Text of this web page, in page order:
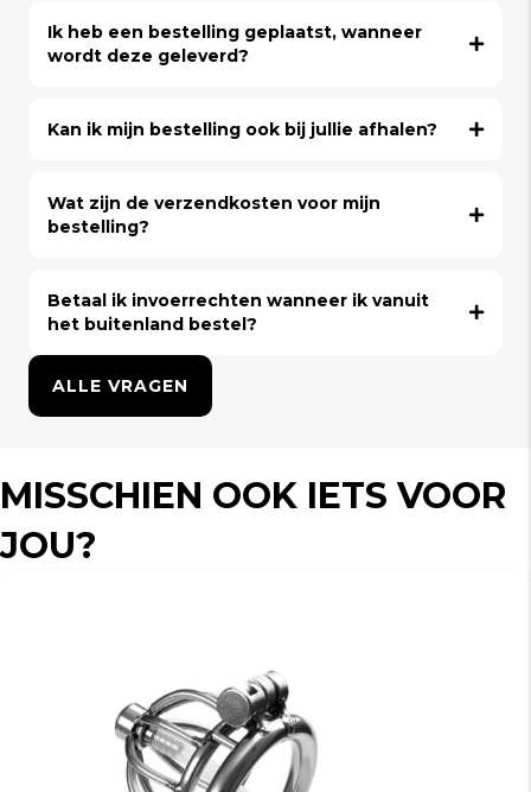
Ik heb een bestelling geplaatst, wanneer
wordt deze geleverd?
Kan ik mijn bestelling ook bij jullie afhalen?
Wat zijn de verzendkosten voor mijn
bestelling?
Betaal ik invoerrechten wanneer ik vanuit
het buitenland bestel?
ALLE VRAGEN
MISSCHIEN OOK IETS VOOR
JOU?